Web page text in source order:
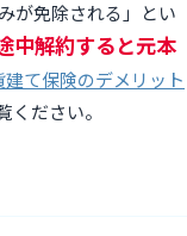
が免除される」とい
中解約すると元本
建て保険のデメリット
ださい。